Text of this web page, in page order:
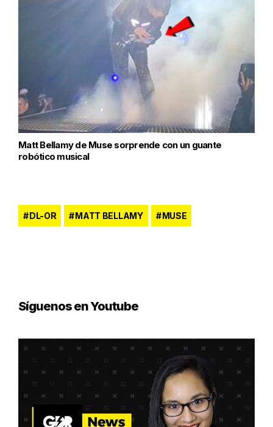
Matt Bellamy de Muse sorprende con un guante
robótico musical
DL-OR MATT BELLAMY MUSE
Síguenos en Youtube